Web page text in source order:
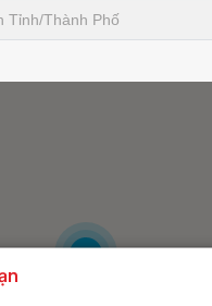
Tỉnh/thành Phố
6